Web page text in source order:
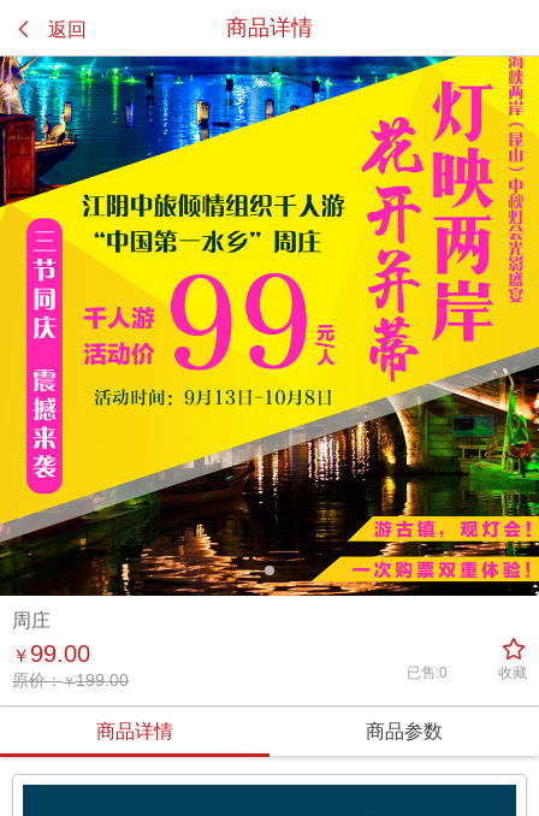
 返回 商品详情
周庄
￥ 99.00
原价：￥199.00 已售:0

收藏
商品详情 商品参数